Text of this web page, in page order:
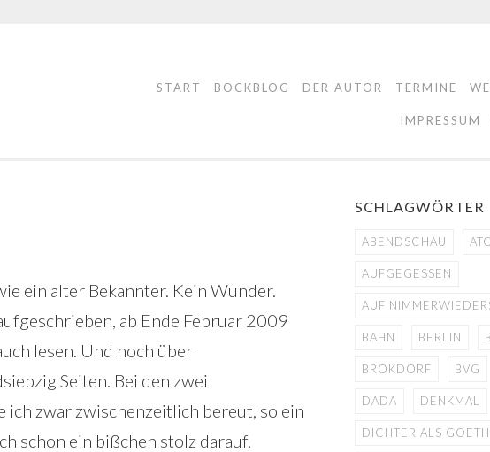
START BOCKBLOG DER AUTOR TERMINE
IMPRESSUM
ein alter Bekannter. Kein Wunder.
ab Ende Februar 2009
lesen. Und noch über
Seiten. Bei den zwei
zwar zwischenzeitlich bereut, so ein
schon ein bißchen stolz darauf.
SCHLAGWÖRTER
ABENDSCHAU
AUFGEGESSEN
AUF
BAHN BERLIN
BROKDORF BVG
DADA DENKMAL
DICHTER ALS